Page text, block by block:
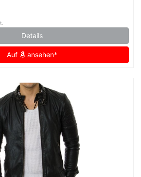
Details
Auf ansehen*